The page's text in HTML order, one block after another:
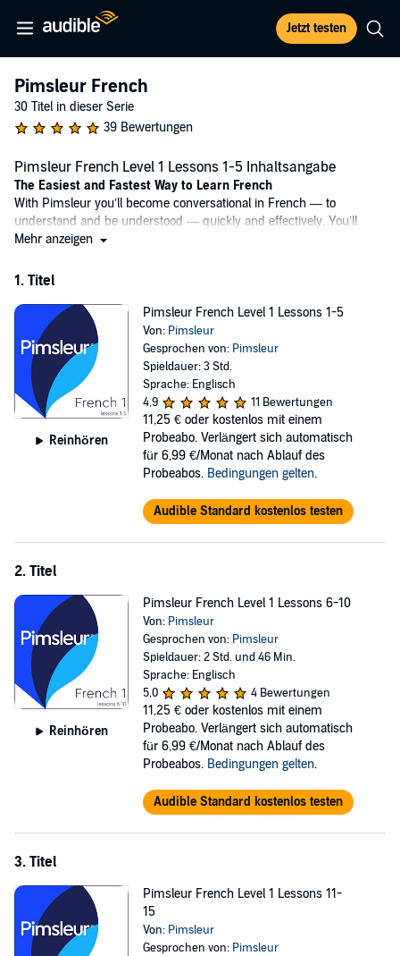
Jetzt testen
Pimsleur French
30 Titel in dieser Serie
39 Bewertungen
Pimsleur French Level 1 Lessons 1-5 Inhaltsangabe
The Easiest and Fastest Way to Learn French
With Pimsleur you’ll become conversational in French — to
understand and be understood — quickly and effectively. You’ll
learn vocabulary, grammar, and pronunciation together through
remember what you’ve learned, so you can put it into action.
Why Pimsleur?
• Quick + Easy – Only 30 minutes a day.
• Portable + Flexible – Core lessons can be done anytime, anywhere,
and easily fit into your busy life.
• Proven Method – Works when other methods fail.
• Self-Paced – Go fast or go slow – it’s up to you.
• Based in Science – Developed using proven research on memory
and learning.
• Cost-effective – Less expensive than classes or immersion, and
features all native speakers.
• Works for everyone – Recommended for ages 13 and above.
What’s Included?
• reading instruction to provide you with an introduction to reading
French and designed to teach you to sound out words with correct
pronunciation and accent
• In total, 2.5 hours of audio, all featuring native speakers
• a digital Reading Booklet
What You’ll Learn
This course includes Lessons 1-5 from the French Level 1 program
featuring 2.5 hours of language instruction. Each lesson provides 30
minutes of spoken language practice, with an introductory
conversation, and new vocabulary and structures. Detailed
instructions enable you to understand and participate in the
conversation. Practice for vocabulary introduced in previous lessons
is included in each lesson. The emphasis is on pronunciation and
comprehension, and on learning to speak French.
Whether you want to travel, communicate with friends or colleagues,
reconnect with family, or just understand more of what’s going on in
the world around you, Pimsleur will help you learn French and
expand your horizons and enrich your life.
Mehr anzeigen
1. Titel
Reinhören
Pimsleur French Level 1 Lessons 1-5
Von: Pimsleur
Gesprochen von: Pimsleur
Spieldauer: 3 Std.
Sprache: Englisch
4,9
11 Bewertungen
11,25 € oder kostenlos mit einem
Probeabo. Verlängert sich automatisch
für 6,99 €/Monat nach Ablauf des
Probeabos. Bedingungen gelten.
Audible Standard kostenlos testen
2. Titel
Reinhören
Pimsleur French Level 1 Lessons 6-10
Von: Pimsleur
Gesprochen von: Pimsleur
Spieldauer: 2 Std. und 46 Min.
Sprache: Englisch
5,0
4 Bewertungen
11,25 € oder kostenlos mit einem
Probeabo. Verlängert sich automatisch
für 6,99 €/Monat nach Ablauf des
Probeabos. Bedingungen gelten.
Audible Standard kostenlos testen
3. Titel
Pimsleur French Level 1 Lessons 11-
15
Von: Pimsleur
Gesprochen von: Pimsleur